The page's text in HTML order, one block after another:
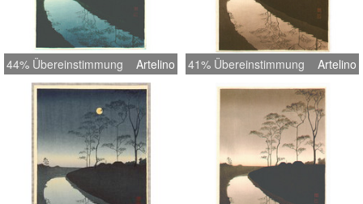
44% Übereinstimmung Artelino 41% Übereinstimmung Artelino